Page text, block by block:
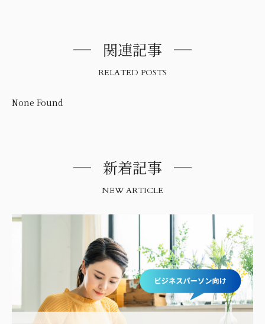
関連記事
RELATED POSTS
None Found
新着記事
NEW ARTICLE